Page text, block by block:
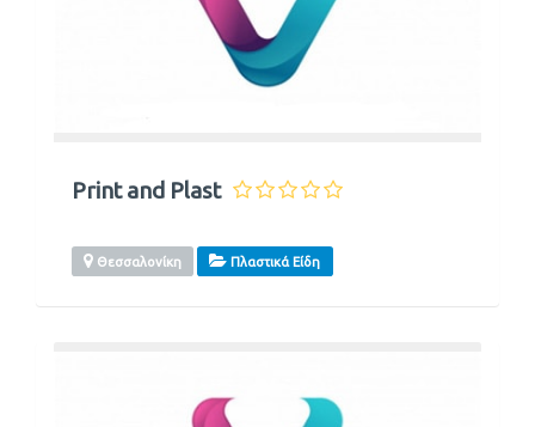
Print and Plast
Θεσσαλονίκη Πλαστικά Είδη